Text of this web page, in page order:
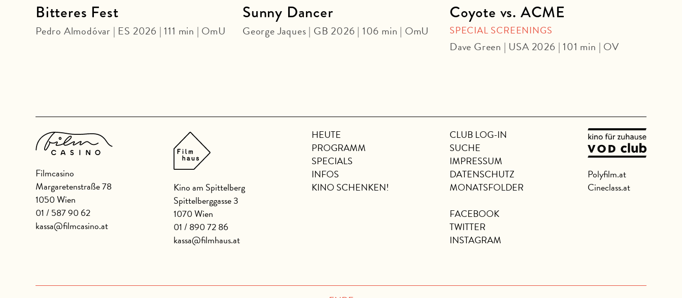
Bitteres Fest
Pedro Almodóvar | ES 2026 | 111 min | OmU
Sunny Dancer
George Jaques | GB 2026 | 106 min | OmU
Coyote vs. ACME
SPECIAL SCREENINGS
Dave Green | USA 2026 | 101 min | OV
Filmcasino
Margaretenstraße 78
1050 Wien
01 / 587 90 62
kassa@filmcasino.at
Kino am Spittelberg
Spittelberggasse 3
1070 Wien
01 / 890 72 86
kassa@filmhaus.at
HEUTE
PROGRAMM
SPECIALS
INFOS
KINO SCHENKEN!
CLUB LOG-IN
SUCHE
IMPRESSUM
DATENSCHUTZ
MONATSFOLDER
FACEBOOK
TWITTER
INSTAGRAM
Polyfilm.at
Cineclass.at